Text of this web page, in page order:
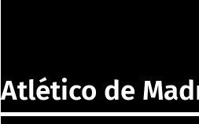
Atlético de